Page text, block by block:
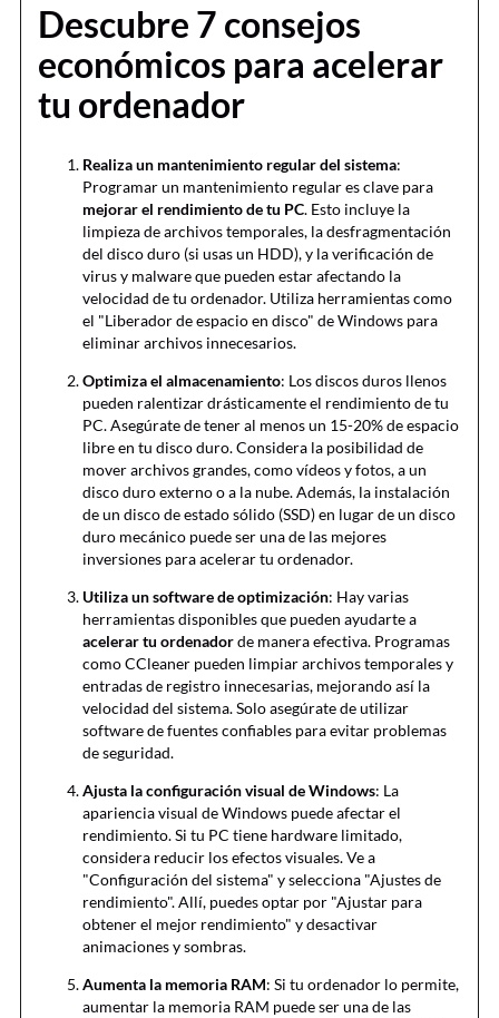
Descubre 7 consejos
económicos para acelerar
tu ordenador
Realiza un mantenimiento regular del sistema:
Programar un mantenimiento regular es clave para
mejorar el rendimiento de tu PC. Esto incluye la
limpieza de archivos temporales, la desfragmentación
del disco duro (si usas un HDD), y la verificación de
virus y malware que pueden estar afectando la
velocidad de tu ordenador. Utiliza herramientas como
el "Liberador de espacio en disco" de Windows para
eliminar archivos innecesarios.
Optimiza el almacenamiento: Los discos duros llenos
pueden ralentizar drásticamente el rendimiento de tu
PC. Asegúrate de tener al menos un 15-20% de espacio
libre en tu disco duro. Considera la posibilidad de
mover archivos grandes, como vídeos y fotos, a un
disco duro externo o a la nube. Además, la instalación
de un disco de estado sólido (SSD) en lugar de un disco
duro mecánico puede ser una de las mejores
inversiones para acelerar tu ordenador.
Utiliza un software de optimización: Hay varias
herramientas disponibles que pueden ayudarte a
acelerar tu ordenadorde manera efectiva. Programas
como CCleaner pueden limpiar archivos temporales y
entradas de registro innecesarias, mejorando así la
velocidad del sistema. Solo asegúrate de utilizar
software de fuentes confiables para evitar problemas
de seguridad.
Ajusta la configuración visual de Windows: La
apariencia visual de Windows puede afectar el
rendimiento. Si tu PC tiene hardware limitado,
considera reducir los efectos visuales. Ve a
"Configuración del sistema" y selecciona "Ajustes de
rendimiento". Allí, puedes optar por "Ajustar para
obtener el mejor rendimiento" y desactivar
animaciones y sombras.
Aumenta la memoria RAM: Si tu ordenador lo permite,
aumentar la memoria RAM puede ser una de las